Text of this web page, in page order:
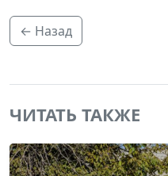
← Назад
ЧИТАТЬ ТАКЖЕ